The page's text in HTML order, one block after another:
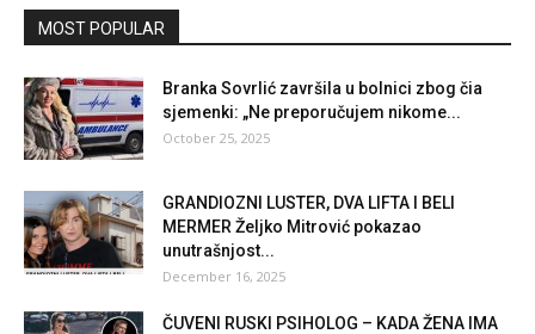
MOST POPULAR
Branka Sovrlić završila u bolnici zbog čia
sjemenki: „Ne preporučujem nikome...
October 25, 2025
GRANDIOZNI LUSTER, DVA LIFTA I BELI
MERMER Željko Mitrović pokazao
unutrašnjost...
December 16, 2025
ČUVENI RUSKI PSIHOLOG – KADA ŽENA IMA